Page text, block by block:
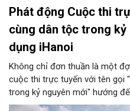
Phát động Cuộc thi
cùng dân tộc trong kỷ
dụng iHanoi
Không chỉ đơn thuần là một
cuộc thi trực tuyến với tên gọi
trong kỷ nguyên mới" hướng
chiến lược trong Nghị quyết